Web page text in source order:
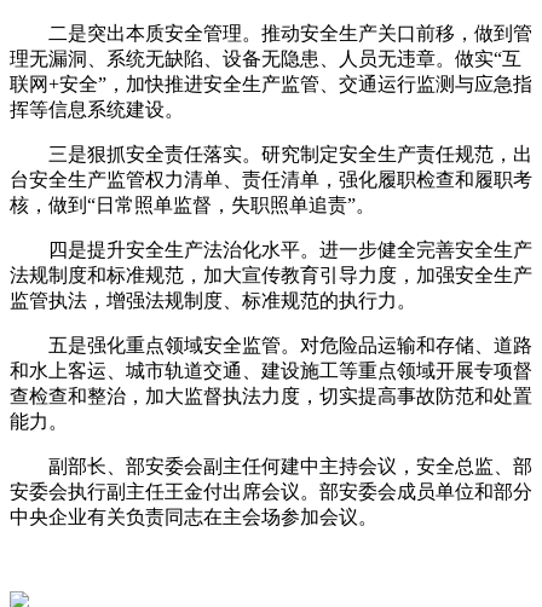
二是突出本质安全管理。推动安全生产关口前移，做到管
理无漏洞、系统无缺陷、设备无隐患、人员无违章。做实“互
联网+安全”，加快推进安全生产监管、交通运行监测与应急指
挥等信息系统建设。
三是狠抓安全责任落实。研究制定安全生产责任规范，出
台安全生产监管权力清单、责任清单，强化履职检查和履职考
核，做到“日常照单监督，失职照单追责”。
四是提升安全生产法治化水平。进一步健全完善安全生产
法规制度和标准规范，加大宣传教育引导力度，加强安全生产
监管执法，增强法规制度、标准规范的执行力。
五是强化重点领域安全监管。对危险品运输和存储、道路
和水上客运、城市轨道交通、建设施工等重点领域开展专项督
查检查和整治，加大监督执法力度，切实提高事故防范和处置
能力。
副部长、部安委会副主任何建中主持会议，安全总监、部
安委会执行副主任王金付出席会议。部安委会成员单位和部分
中央企业有关负责同志在主会场参加会议。